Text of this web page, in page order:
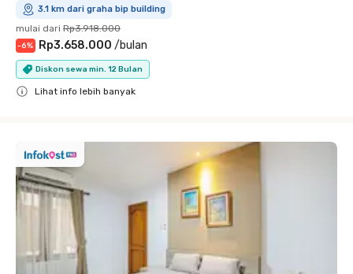
3.1 km dari graha bip building
mulai dari Rp3.918.000
-6% Rp3.658.000 /bulan
Diskon sewa min. 12 Bulan
Lihat info lebih banyak